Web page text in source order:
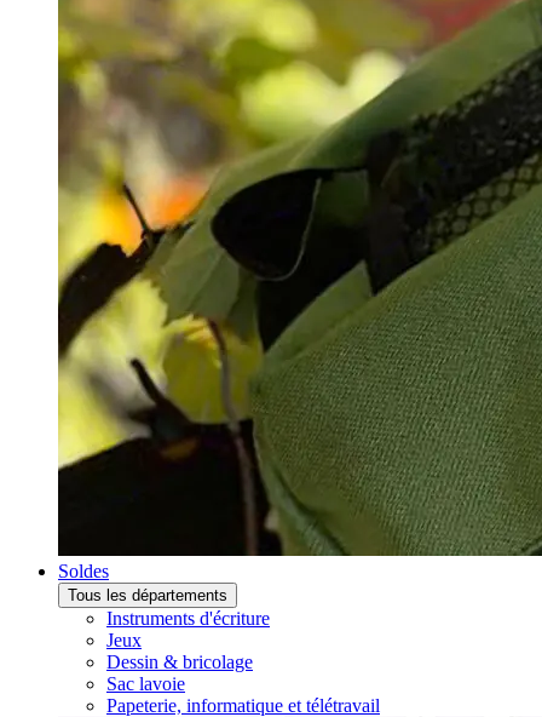
Soldes
Tous les départements
Instruments d'écriture
Jeux
Dessin & bricolage
Sac lavoie
Papeterie, informatique et télétravail